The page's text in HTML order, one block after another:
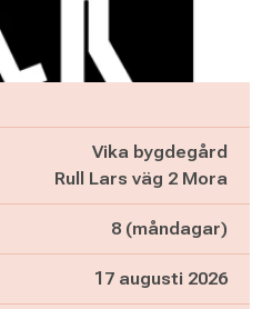
Vika bygdegård
Rull Lars väg 2 Mora
8 (måndagar)
17 augusti 2026